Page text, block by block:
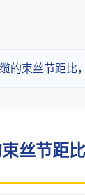
的束丝节距比
丝节距